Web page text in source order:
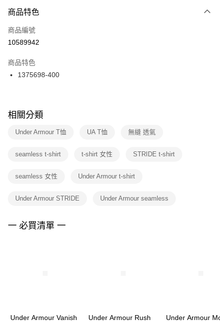
３．安心：先確認商品／服務後，再付款。
【「AFTEE先享後付」結帳流程】
１．於結帳方式選擇「AFTEE先享後付」後，將跳轉至「AFTEE先享後付」
２．訂單成立數日內，您將收到繳費通知簡訊。
３．收到繳費通知簡訊後14天內，點擊此簡訊中的連結，可透過四大超商／
ATM／網路銀行／等多元方式進行付款，方視為交易完成。
※ 交易是否成功請以「AFTEE先享後付 」之結帳頁面顯示為準，若有關於
是否繳費成功／繳費後需取消欲退款等相關疑問，請聯繫「AFTEE先享後付
客戶支援中心」https://netprotections.freshdesk.com/support/home
１．透過由恩沛科技股份有限公司提供之「AFTEE先享後付」服務完成之交
權轉讓予恩沛科技股份有限公司。
３．未成年的使用者請事先徵得法定代理人或監護人之同意方可使用
４．使用「AFTEE先享後付」時，將依據個別帳號之用戶狀況，依本公司即
每筆NT$100，滿NT$1,500(含以上)免運費
宅配
每筆NT$100，滿NT$1,500(含以上)免運費
付款後門市自取
每筆NT$100，滿NT$1,500(含以上)免運費
商品特色
商品編號
10589942
商品特色
1375698-400
相關分類
Under Armour T恤 UA T恤 無縫 透氣
seamless t-shirt t-shirt 女性 STRIDE t-shirt
seamless 女性 Under Armour t-shirt
Under Armour STRIDE Under Armour seamless
一 必買清單 一
Under Armour Vanish
Under Armour Rush
Under Armour